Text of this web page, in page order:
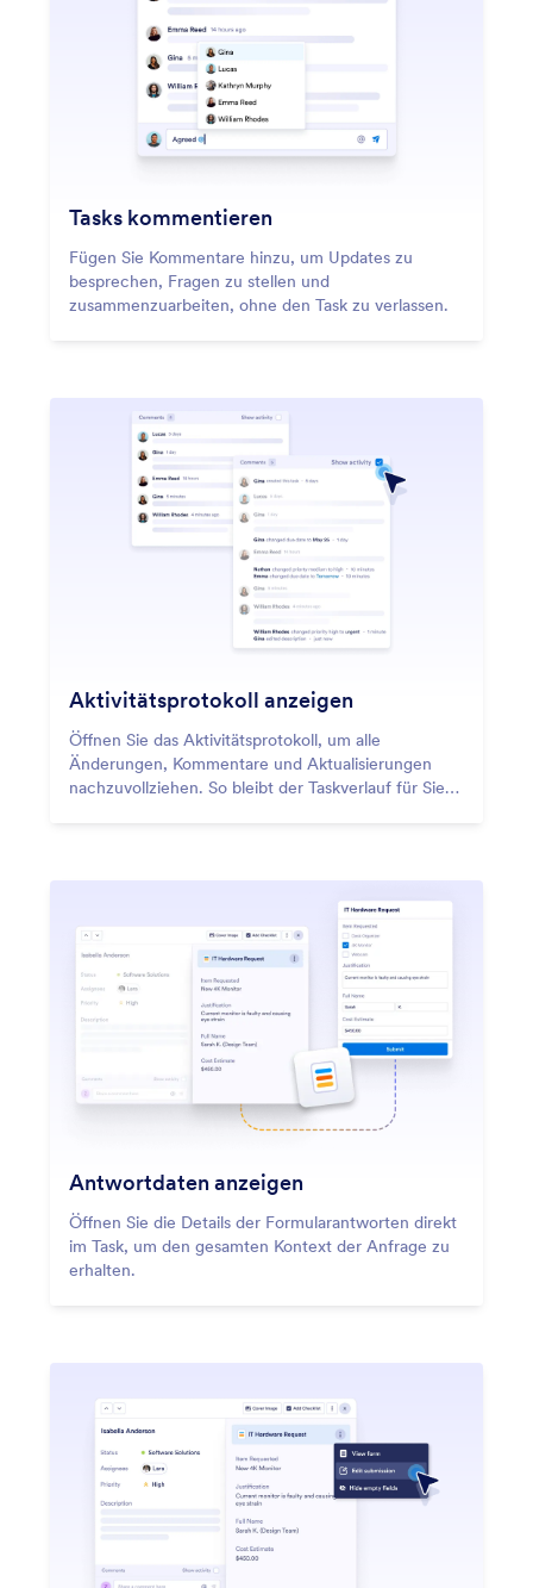
Tasks kommentieren
Fügen Sie Kommentare hinzu, um Updates zu
besprechen, Fragen zu stellen und
zusammenzuarbeiten, ohne den Task zu verlassen.
Aktivitätsprotokoll anzeigen
Öffnen Sie das Aktivitätsprotokoll, um alle
Änderungen, Kommentare und Aktualisierungen
nachzuvollziehen. So bleibt der Taskverlauf für Sie
Antwortdaten anzeigen
Öffnen Sie die Details der Formularantworten direkt
im Task, um den gesamten Kontext der Anfrage zu
erhalten.